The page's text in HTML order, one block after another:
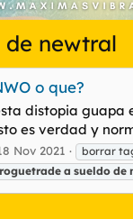
newtral
o que?
distopia
es verdad y
Nov 2021 borrar
roguetrade a sueldo de